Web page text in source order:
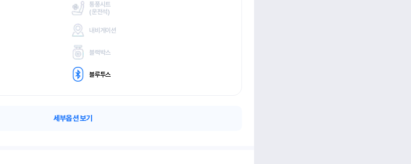
통풍시트
(운전석)
내비게이션
블랙박스
블루투스
세부옵션 보기